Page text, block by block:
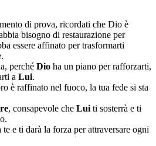
di prova, ricordati che Dio è
bisogno di restaurazione per
essere affinato per trasformarti
perché Dio ha un piano per rafforzarti,
a Lui.
è raffinato nel fuoco, la tua fede si sta
, consapevole che Lui ti sosterrà e ti
te e ti darà la forza per attraversare ogni